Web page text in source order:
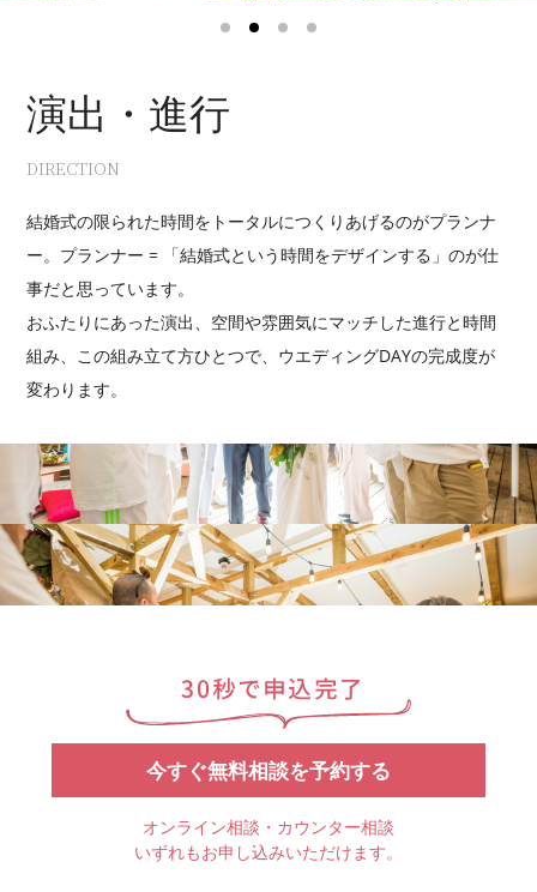
演出・進行
DIRECTION
結婚式の限られた時間をトータルにつくりあげるのがプランナ
ー。プランナー = 「結婚式という時間をデザインする」のが仕
事だと思っています。
おふたりにあった演出、空間や雰囲気にマッチした進行と時間
組み、この組み立て方ひとつで、ウエディングDAYの完成度が
変わります。
今すぐ無料相談を予約する
オンライン相談・カウンター相談
いずれもお申し込みいただけます。